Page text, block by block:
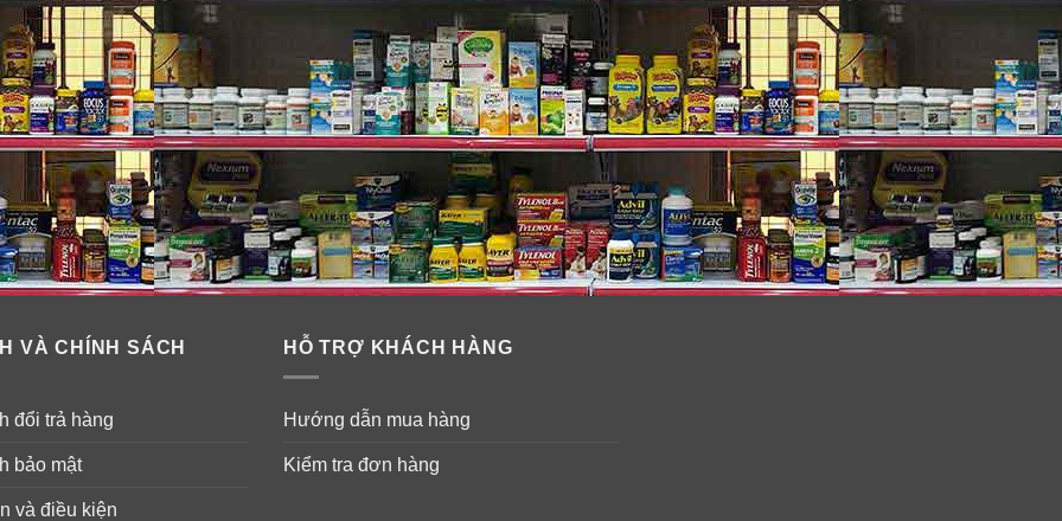
VÀ CHÍNH SÁCH
đổi trả hàng
bảo mật
và điều kiện
HỖ TRỢ KHÁCH HÀNG
Hướng dẫn mua hàng
Kiểm tra đơn hàng